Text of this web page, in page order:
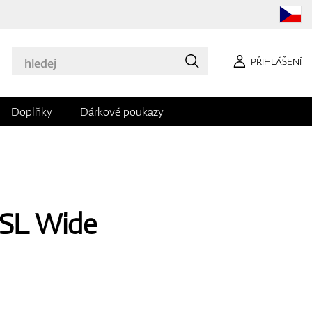
PŘIHLÁŠENÍ
Doplňky Dárkové poukazy
Wide